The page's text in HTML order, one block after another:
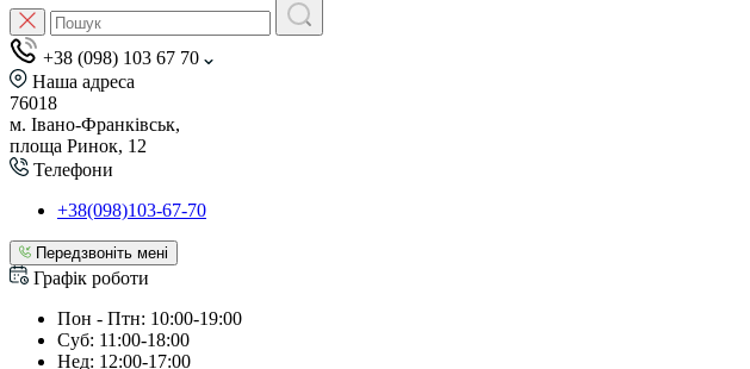
+38 (098) 103 67 70
Наша адреса
76018
м. Івано-Франківськ,
площа Ринок, 12
Телефони
+38(098)103-67-70
Передзвоніть мені
Графік роботи
Пон - Птн: 10:00-19:00
Суб: 11:00-18:00
Нед: 12:00-17:00